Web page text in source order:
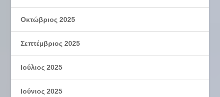
Οκτώβριος 2025
Σεπτέμβριος 2025
Ιούλιος 2025
Ιούνιος 2025